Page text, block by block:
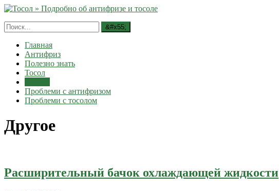
Главная
Антифриз
Полезно знать
Тосол
Проблеми с антифризом
Проблеми с тосолом
Другое
Расширительный бачок охлаждающей жидкости